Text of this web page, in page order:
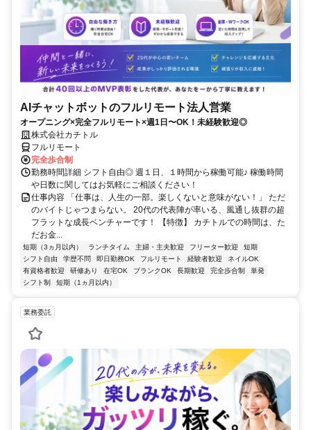
AIチャットボットのフルリモート法人営業
オープニング×完全フルリモート×週1日〜OK！未経験歓迎◎
株式会社カチトル
フルリモート
完全歩合制
勤務時間詳細 シフト自由◎ 週１日、１時間から稼働可能♪ 稼働時間
や日数に関してはお気軽にご相談ください！
仕事内容 「仕事は、人生の一部。楽しくないと意味がない！」 ただ
のバイトじゃつまらない。 20代の代表陣が率いる、風通し抜群の超
フラットな成長ベンチャーです！ 【特徴】 カチトルでの時間は、た
だお金...
短期（3ヵ月以内） ランチタイム 主婦・主夫歓迎 フリーター歓迎
短期
シフト自由
学歴不問 即日勤務OK フルリモート 経験者歓迎
ネイルOK
有資格者歓迎
研修あり 在宅OK ブランクOK 長期歓迎 完全歩合制
単発
シフト制
短期（1ヵ月以内）
業務委託